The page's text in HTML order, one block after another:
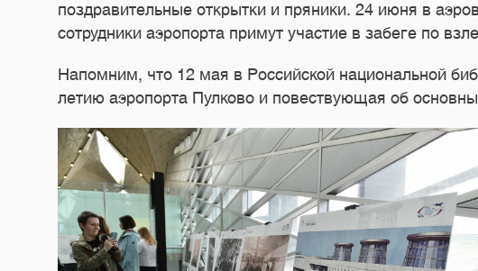
поздравительные открытки и пряники. 24 июня в
сотрудники аэропорта примут участие в забеге по
Напомним, что 12 мая в Российской национальной
летию аэропорта Пулково и повествующая об